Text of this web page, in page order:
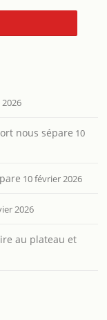
nous sépare 10
10 février 2026
2026
au plateau et